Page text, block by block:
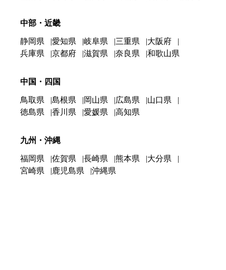
中部・近畿
静岡県 愛知県 岐阜県 三重県
大阪府
兵庫県
京都府 滋賀県 奈良県 和歌山県
中国・四国
鳥取県 島根県 岡山県 広島県
山口県
徳島県
香川県 愛媛県 高知県
九州・沖縄
福岡県 佐賀県 長崎県 熊本県
大分県
宮崎県
鹿児島県 沖縄県